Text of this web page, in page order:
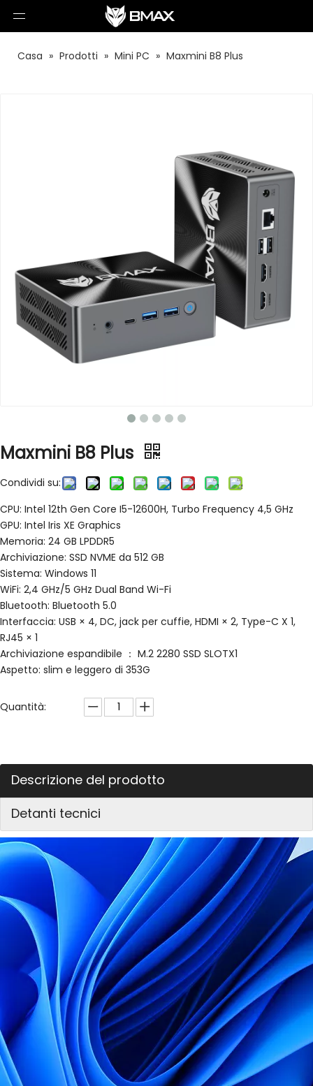
Casa » Prodotti » Mini PC » Maxmini B8 Plus
Maxmini B8 Plus
Condividi su:
CPU: Intel 12th Gen Core I5-12600H, Turbo Frequency 4,5 GHz
GPU: Intel Iris XE Graphics
Memoria: 24 GB LPDDR5
Archiviazione: SSD NVME da 512 GB
Sistema: Windows 11
WiFi: 2,4 GHz/5 GHz Dual Band Wi-Fi
Bluetooth: Bluetooth 5.0
Interfaccia: USB × 4, DC, jack per cuffie, HDMI × 2, Type-C X 1,
RJ45 × 1
Archiviazione espandibile ： M.2 2280 SSD SLOTX1
Aspetto: slim e leggero di 353G
Quantità:
Descrizione del prodotto
Detanti tecnici